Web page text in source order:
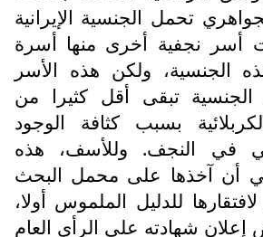
تحمل الجنسية الإيرانية
أسر نجفية أخرى منها أسرة
الجنسية، ولكن هذه الأسر
الجنسية تبقى أقل كثيرا من
بسبب كثافة الوجود
في النجف. وللأسف، هذه
أن آخذها على محمل البحث
للدليل الملموس أولا،
شهادته على الرأي العام